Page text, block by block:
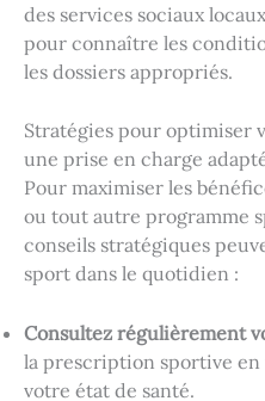
des services sociaux
pour connaître les
les dossiers appropriés.
Stratégies pour optimiser
une prise en charge
Pour maximiser les
ou tout autre programme
conseils stratégiques
sport dans le quotidien :
Consultez régulièrement
la prescription sportive en
votre état de santé.